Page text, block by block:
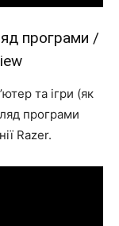
програми /
та ігри (як
програми
Razer.